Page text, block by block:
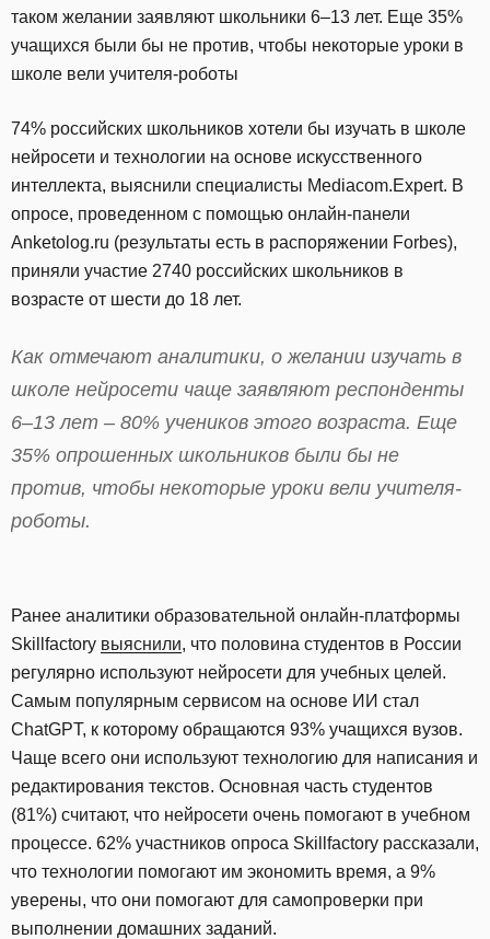
таком желании заявляют школьники 6–13 лет. Еще 35%
учащихся были бы не против, чтобы некоторые уроки в
школе вели учителя-роботы
74% российских школьников хотели бы изучать в школе
нейросети и технологии на основе искусственного
интеллекта, выяснили специалисты Mediacom.Expert. В
опросе, проведенном с помощью онлайн-панели
Anketolog.ru (результаты есть в распоряжении Forbes),
приняли участие 2740 российских школьников в
возрасте от шести до 18 лет.
Как отмечают аналитики, о желании изучать в
школе нейросети чаще заявляют респонденты
6–13 лет – 80% учеников этого возраста. Еще
35% опрошенных школьников были бы не
против, чтобы некоторые уроки вели учителя-
роботы.
Ранее аналитики образовательной онлайн-платформы
Skillfactory выяснили, что половина студентов в России
регулярно используют нейросети для учебных целей.
Самым популярным сервисом на основе ИИ стал
ChatGPT, к которому обращаются 93% учащихся вузов.
Чаще всего они используют технологию для написания и
редактирования текстов. Основная часть студентов
(81%) считают, что нейросети очень помогают в учебном
процессе. 62% участников опроса Skillfactory рассказали,
что технологии помогают им экономить время, а 9%
уверены, что они помогают для самопроверки при
выполнении домашних заданий.